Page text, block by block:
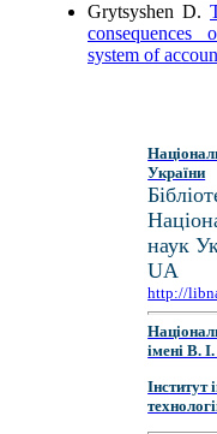
Grytsyshen D.
system of
України
наук
UA
http://
імені В.
Інститут